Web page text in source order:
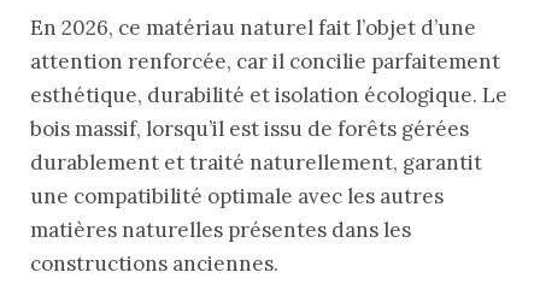
En 2026, ce matériau naturel fait l’objet d’une
attention renforcée, car il concilie parfaitement
esthétique, durabilité et isolation écologique. Le
bois massif, lorsqu’il est issu de forêts gérées
durablement et traité naturellement, garantit
une compatibilité optimale avec les autres
matières naturelles présentes dans les
constructions anciennes.